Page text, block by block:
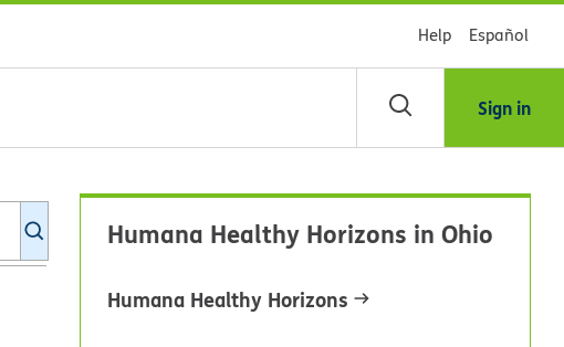
Help Español
Sign in
biblioteca
Humana Healthy Horizons in Ohio
Humana Healthy Horizons